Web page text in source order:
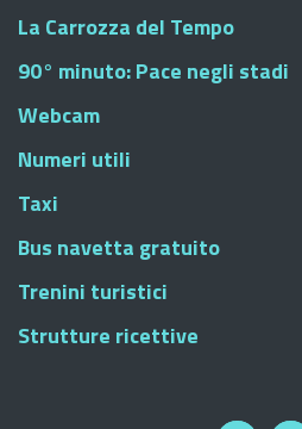
La Carrozza del Tempo
90° minuto: Pace negli stadi
Webcam
Numeri utili
Taxi
Bus navetta gratuito
Trenini turistici
Strutture ricettive